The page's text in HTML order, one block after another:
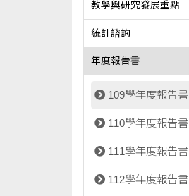
教學與研究發展重點
統計諮詢
年度報告書
109學年度報告書
110學年度報告書
111學年度報告書
112學年度報告書